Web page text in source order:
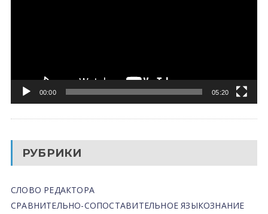
00:00 05:20
РУБРИКИ
СЛОВО РЕДАКТОРА
СРАВНИТЕЛЬНО-СОПОСТАВИТЕЛЬНОЕ ЯЗЫКОЗНАНИЕ